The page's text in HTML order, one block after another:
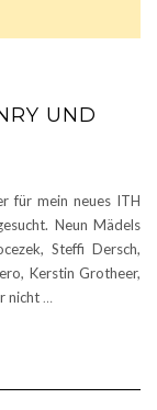
UND
für mein neues ITH
Neun Mädels
Steffi Dersch,
Kerstin Grotheer,
nicht …